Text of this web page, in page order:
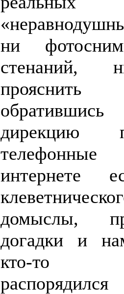
ни
стенаний,
дирекцию
интернете
домыслы,
догадки и
кто-то